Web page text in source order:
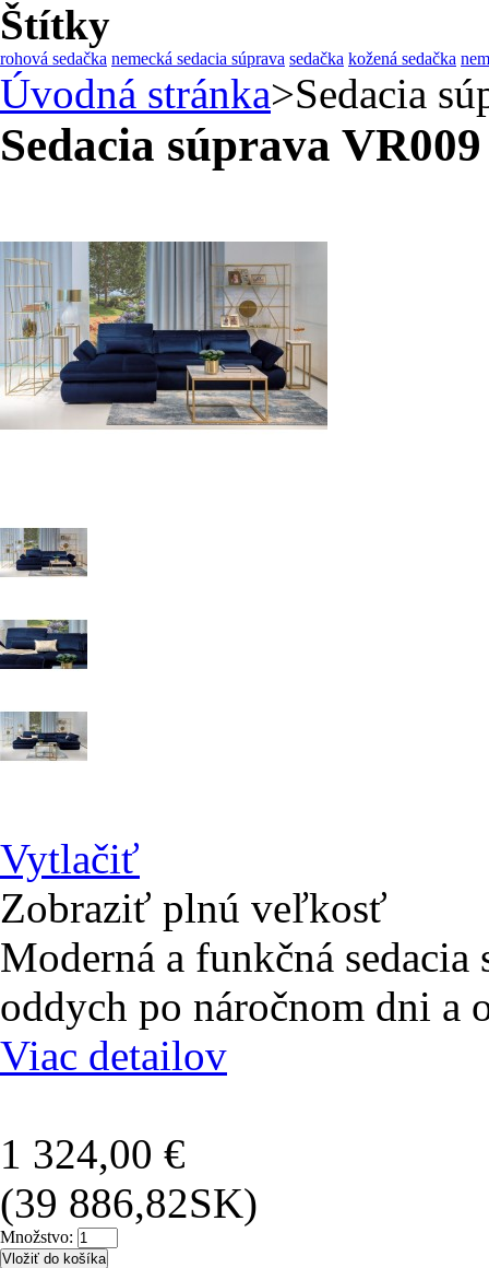
Štítky
rohová sedačka nemecká sedacia súprava sedačka kožená sedačka
Úvodná stránka>Sedacia
Sedacia súprava
Vytlačiť
Zobraziť plnú veľkosť
Moderná a funkčná
oddych po náročnom dni a
Viac detailov
1 324,00 €
(39 886,82SK)
Množstvo: